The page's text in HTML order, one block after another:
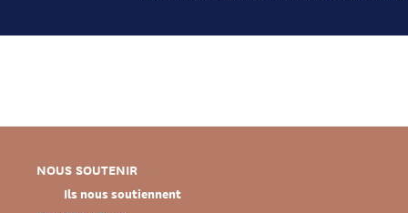
NOUS SOUTENIR
Ils nous soutiennent